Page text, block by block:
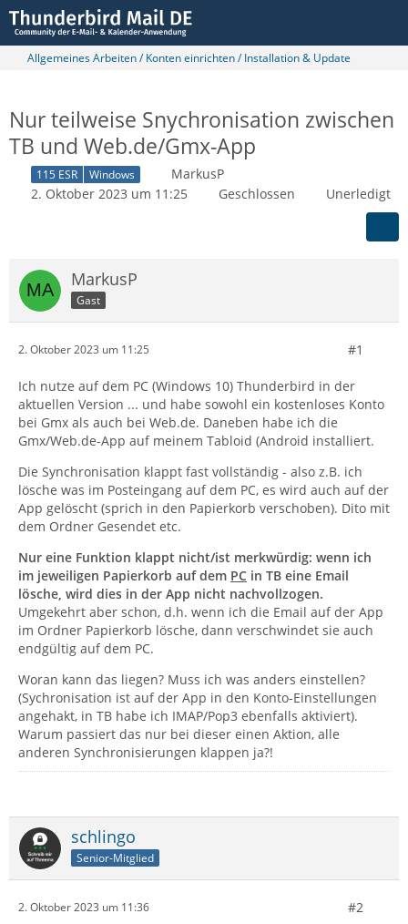
Allgemeines Arbeiten / Konten einrichten / Installation & Update
Nur teilweise Snychronisation zwischen
TB und Web.de/Gmx-App
115 ESR Windows
MarkusP
2. Oktober 2023 um 11:25
Geschlossen Unerledigt
MarkusP
Gast
2. Oktober 2023 um 11:25 #1
Ich nutze auf dem PC (Windows 10) Thunderbird in der
aktuellen Version ... und habe sowohl ein kostenloses Konto
bei Gmx als auch bei Web.de. Daneben habe ich die
Gmx/Web.de-App auf meinem Tabloid (Android installiert.
Die Synchronisation klappt fast vollständig - also z.B. ich
lösche was im Posteingang auf dem PC, es wird auch auf der
App gelöscht (sprich in den Papierkorb verschoben). Dito mit
dem Ordner Gesendet etc.
Nur eine Funktion klappt nicht/ist merkwürdig: wenn ich
im jeweiligen Papierkorb auf dem PC in TB eine Email
lösche, wird dies in der App nicht nachvollzogen.
Umgekehrt aber schon, d.h. wenn ich die Email auf der App
im Ordner Papierkorb lösche, dann verschwindet sie auch
endgültig auf dem PC.
Woran kann das liegen? Muss ich was anders einstellen?
(Sychronisation ist auf der App in den Konto-Einstellungen
angehakt, in TB habe ich IMAP/Pop3 ebenfalls aktiviert).
Warum passiert das nur bei dieser einen Aktion, alle
anderen Synchronisierungen klappen ja?!
schlingo
Senior-Mitglied
2. Oktober 2023 um 11:36 #2